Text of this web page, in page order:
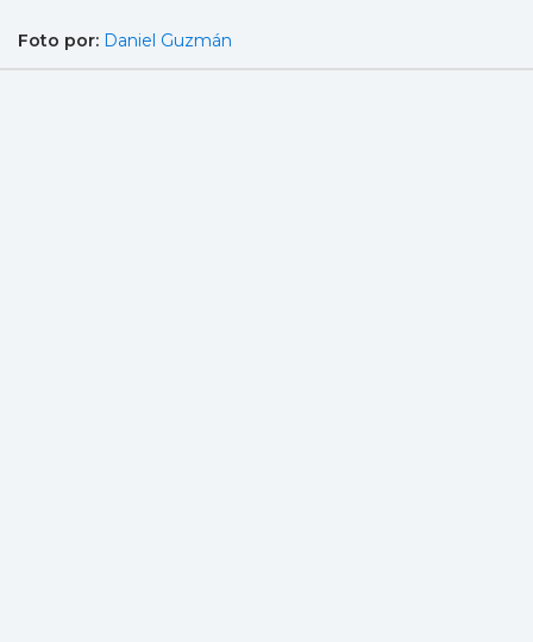
Foto por: Daniel Guzmán